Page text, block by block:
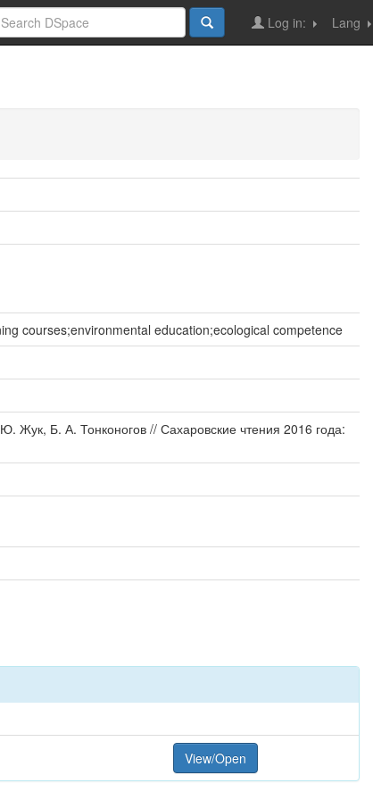
Lang
Log in:
courses;environmental education;ecological competence
Жук, Б. А. Тонконогов // Сахаровские чтения 2016 года:
View/Open